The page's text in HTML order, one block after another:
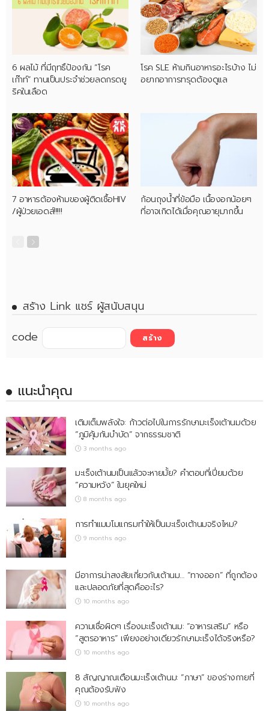
6 ผลไม้ ที่มีฤทธิ์ป้องกัน “โรค
เก๊าท์” ทานเป็นประจำช่วยลดกรดยู
ริคในเลือด
โรค SLE ห้ามกินอาหารอะไรบ้าง ไม่
อยากอาการทรุดต้องดูแล
7 อาหารต้องห้ามของผู้ติดเชื้อHIV
/ผู้ป่วยเอดส์!!!!!
ก้อนถุงน้ำที่ข้อมือ เนื้องอกน้อยๆ
ที่อาจเกิดได้เมื่อคุณอายุมากขึ้น
สร้าง Link แชร์ ผู้สนับสนุน
code
แนะนำคุณ
เติมเต็มพลังใจ: ก้าวต่อไปในการรักษามะเร็งเต้านมด้วย
“ภูมิคุ้มกันบำบัด” จากธรรมชาติ
3 months ago
มะเร็งเต้านมเป็นแล้วจะหายมั้ย? คำตอบที่เปี่ยมด้วย
“ความหวัง” ในยุคใหม่
8 months ago
การทำแมมโมแกรมทำให้เป็นมะเร็งเต้านมจริงไหม?
9 months ago
มีอาการน่าสงสัยเกี่ยวกับเต้านม… “ทางออก” ที่ถูกต้อง
และปลอดภัยที่สุดคืออะไร?
10 months ago
ความเชื่อผิดๆ เรื่องมะเร็งเต้านม: “อาหารเสริม” หรือ
“สูตรอาหาร” เพียงอย่างเดียวรักษามะเร็งได้จริงหรือ?
10 months ago
8 สัญญาณเตือนมะเร็งเต้านม: “ภาษา” ของร่างกายที่
คุณต้องรับฟัง
10 months ago